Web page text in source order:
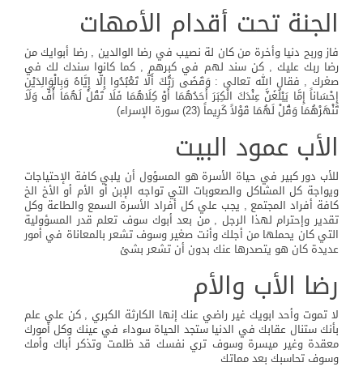
الجنة تحت أقدام الأمهات
فاز وربح دنيا وأخرة من كان لة نصيب في رضا الوالدين , رضا أبوايك من
رضا ربك عليك , كن سند لهم في كبرهم , كما كانوا سندك لك في
صغرك , فقال الله تعالى : وَقَضَى رَبُّكَ أَلَّا تَعْبُدُوا إِلَّا إِيَّاهُ وَبِالْوَالِدَيْنِ
إِحْسَاناً إِمَّا يَبْلُغَنَّ عِنْدَكَ الْكِبَرَ أَحَدُهُمَا أَوْ كِلَاهُمَا فَلَا تَقُلْ لَهُمَا أُفٍّ وَلَا
تَنْهَرْهُمَا وَقُلْ لَهُمَا قَوْلاً كَرِيماً (23) سورة الإسراء)
الأب عمود البيت
للأب دور كبير في حياة الأسرة هو المسؤول أن يلبي كافة الإحتياجات
ويواجة كل المشاكل والصعوبات التي تواجه الإبن أو الأم أو الأخ الخ
كافة أفراد المجتمع , يجب علي كل أفراد الأسرة السمع والطاعة وكل
تقدير وإحترام لهذا الرجل , من بعد أبوك سوف تعلم قدر المسؤولية
التي كان يحملها من أجلك وأنت صغير وسوف تشعر بالمعاناة في أمور
عديدة كان هو يتصدرها عنك بدون أن تشعر بشئ
رضا الأب والأم
لا تموت وأحد ابويك غير راضي عنك إنها الكارثة الكبري , كن علي علم
بأنك ستنال عقابك في الدنيا ستجد الحياة سوداء في عينك وكل أمورك
معقدة وغير ميسرة وسوف تري نفسك قد ظلمت وتذكر أباك وأمك
وسوف تحاسبك بعد مماتك